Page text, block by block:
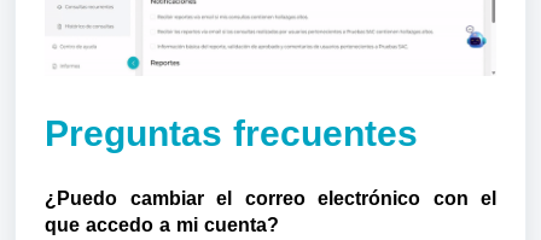
Preguntas frecuentes
¿Puedo cambiar el correo electrónico con el
que accedo a mi cuenta?